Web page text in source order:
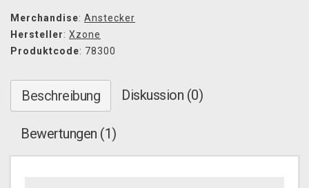
Merchandise: Anstecker
Hersteller: Xzone
Produktcode: 78300
Beschreibung Diskussion (0)
Bewertungen (1)